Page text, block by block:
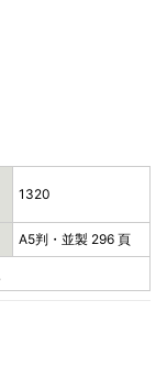
1320
A5判・並製 296 頁